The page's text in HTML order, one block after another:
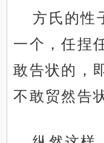
方氏的性
一个，任捏
敢告状的，
不敢贸然告